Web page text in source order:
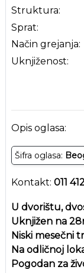
Struktura:
Sprat:
Način grejanja:
Uknjiženost:
Opis oglasa:
Šifra oglasa:
Kontakt: 011
U dvorištu,
Uknjižen na
Niski mesečni
Na odličnoj
Pogodan za